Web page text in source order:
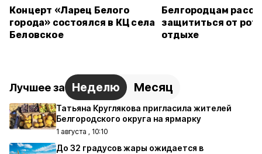
Концерт «Ларец Белого
города» состоялся в КЦ села
Беловское
Белгородцам
защититься от
отдыхе
Лучшее за Неделю Месяц
Татьяна Круглякова пригласила жителей
Белгородского округа на ярмарку
1 августа , 10:10
До 32 градусов жары ожидается в